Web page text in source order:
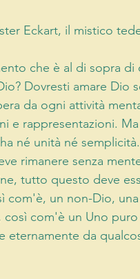
Eckart, il mistico
che è al di sopra di
Dovresti amare Dio
da ogni attività
e rappresentazioni.
né unità né
rimanere senza
tutto questo deve
com'è, un non-Dio,
com'è un Uno
da